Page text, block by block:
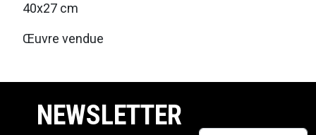
40x27 cm
Œuvre vendue
NEWSLETTER